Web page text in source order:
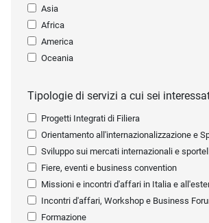
Asia
Africa
America
Oceania
Tipologie di servizi a cui sei
Progetti Integrati di Filiera
Orientamento all'internazionalizzazione e
Sviluppo sui mercati internazionali e
Fiere, eventi e business convention
Missioni e incontri d'affari in Italia e
Incontri d'affari, Workshop e Business
Formazione